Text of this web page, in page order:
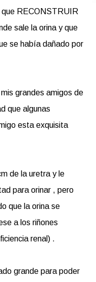
RECONSTRUIR
sale la orina y que
se había dañado por
grandes amigos de
que algunas
esta exquisita
de la uretra y le
para orinar , pero
que la orina se
a los riñones
renal) .
grande para poder